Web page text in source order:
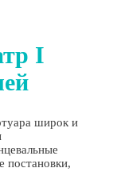
I
широк и
постановки,